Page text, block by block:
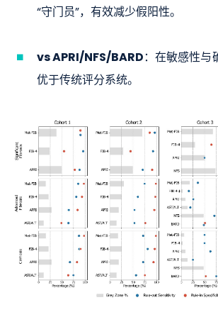
“守门员”，有效减少假阳性。
vs APRI/NFS/BARD：在敏感性与
优于传统评分系统。